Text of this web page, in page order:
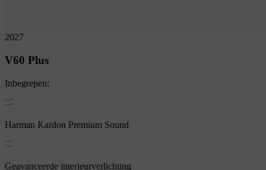
2027
V60 Plus
Inbegrepen:
Harman Kardon Premium Sound
Geavanceerde interieurverlichting